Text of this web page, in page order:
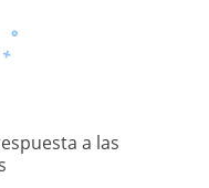
a las